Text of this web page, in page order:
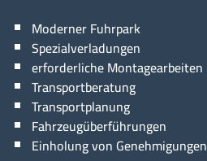
Moderner Fuhrpark
Spezialverladungen
erforderliche Montagearbeiten
Transportberatung
Transportplanung
Fahrzeugüberführungen
Einholung von Genehmigungen